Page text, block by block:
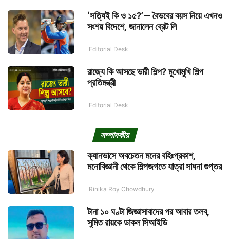
‘সত্যিই কি ও ১৫?’— বৈভবের বয়স নিয়ে এখনও
সংশয় বিদেশে, জানালেন ব্রেট লি
Editorial Desk
রাজ্যে কি আসছে ভারী শিল্প? মুখোমুখি শিল্প
প্রতিমন্ত্রী
Editorial Desk
সম্পাদকীয়
ক্যানভাসে অবচেতন মনের বহিঃপ্রকাশ,
মনোবিজ্ঞানী থেকে শিল্পজগতে যাত্রা সাধনা গুপ্তর
Rinika Roy Chowdhury
টানা ১০ ঘণ্টা জিজ্ঞাসাবাদের পর আবার তলব,
সুমিত রায়কে ডাকল সিআইডি